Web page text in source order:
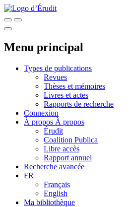
Menu principal
Types de publications
Revues
Thèses et mémoires
Livres et actes
Rapports de recherche
Connexion
À propos À propos
Érudit
Coalition Publica
Libre accès
Rapport annuel
Recherche avancée
FR
Français
English
Ma bibliothèque